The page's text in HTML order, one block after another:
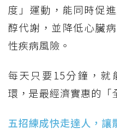
度」運動，能同時促
醇代謝，並降低心臟
性疾病風險。
每天只要15分鐘，就
環，是最經濟實惠的「
五招練成快走達人，讓